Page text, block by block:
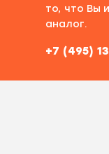
то, что Вы
аналог.
+7 (495)